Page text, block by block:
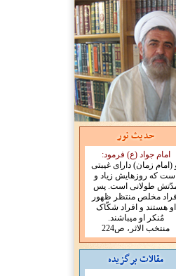
امام جواد (ع) فرمود:
(امام زمان) دارای غیبتی
است که روزهایش زیاد و
طولانی است. پس
افراد مخلص منتظر ظهور
او هستند و افراد شکّاک
مُنکر او میباشند.
منتخب الاثر، ص224